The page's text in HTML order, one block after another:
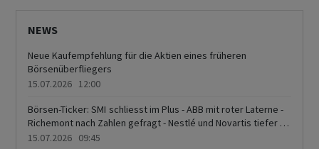
NEWS
Neue Kaufempfehlung für die Aktien eines früheren
Börsenüberfliegers
15.07.2026 12:00
Börsen-Ticker: SMI schliesst im Plus - ABB mit roter Laterne -
Richemont nach Zahlen gefragt - Nestlé und Novartis tiefer -
Analysteneinschätzung beflügelt Oerlikon
15.07.2026 09:45